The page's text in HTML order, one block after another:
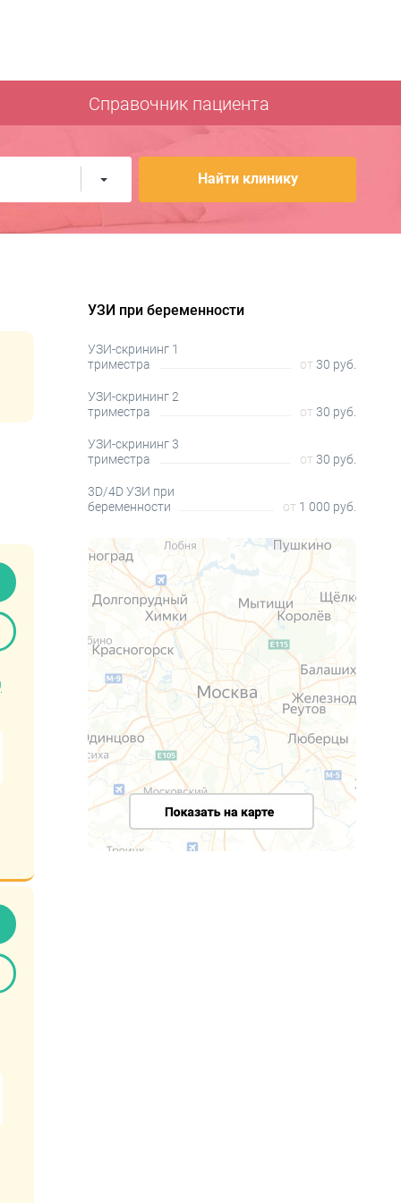
Справочник пациента
Найти клинику
УЗИ при беременности
УЗИ-скрининг 1
триместра
от 30 руб.
УЗИ-скрининг 2
триместра
от 30 руб.
УЗИ-скрининг 3
триместра
от 30 руб.
3D/4D УЗИ при
беременности
от 1 000 руб.